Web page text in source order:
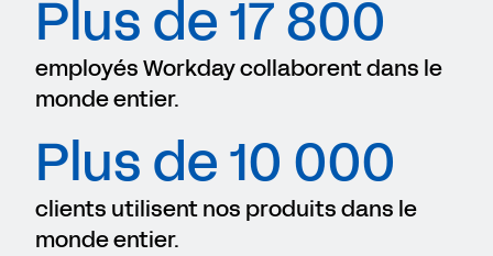
Plus de 17 800
employés Workday collaborent dans le
monde entier.
Plus de 10 000
clients utilisent nos produits dans le
monde entier.